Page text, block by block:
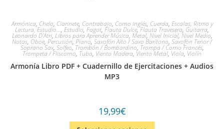
Armónica, Chelo, Clarinete, Contrabajo, Corno inglés, Cuerda, Escalas, Ritmo y
Lectura, Estudio..., Estudio, Fagot, Flauta Dulce,Flauta Travesera, Guitarra,
Leonardo D'Atri, Libros para Aprender Música, Metal, Nivel Inicial, Nivel Medio,
Notas, Oboe, Percusión, Piano, Saxofón Alto / Saxo Barítono, Saxofón Tenor /
Soprano Sax, Solfeo, Trombón / Bombardino, Trompa / Corno Francés,
Trompeta / Fliscorno, Tuba, Viento Madera, Viento Metal, Viola, Violín
Armonía Libro PDF + Cuadernillo de Ejercitaciones + Audios
MP3
19,99€